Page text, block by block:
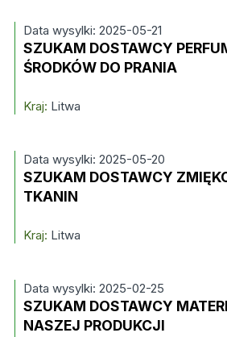
Data wysylki: 2025-05-21
SZUKAM DOSTAWCY
ŚRODKÓW DO PRANIA
Kraj: Litwa
Data wysylki: 2025-05-20
SZUKAM DOSTAWCY
TKANIN
Kraj: Litwa
Data wysylki: 2025-02-25
SZUKAM DOSTAWCY
NASZEJ PRODUKCJI